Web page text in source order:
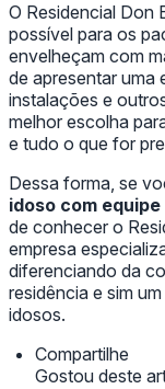
O Residencial Don
possível para os
envelheçam com
de apresentar uma
instalações e
melhor escolha
e tudo o que for
Dessa forma, se
idoso com
de conhecer o
empresa
diferenciando da
residência e sim
idosos.
Compartilhe
Gostou deste